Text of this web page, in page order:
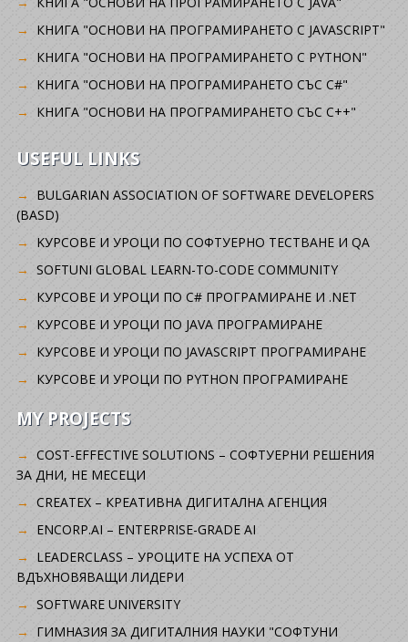
КНИГА "ОСНОВИ НА ПРОГРАМИРАНЕТО С JAVASCRIPT"
КНИГА "ОСНОВИ НА ПРОГРАМИРАНЕТО С PYTHON"
КНИГА "ОСНОВИ НА ПРОГРАМИРАНЕТО СЪС C#"
КНИГА "ОСНОВИ НА ПРОГРАМИРАНЕТО СЪС C++"
USEFUL LINKS
BULGARIAN ASSOCIATION OF SOFTWARE DEVELOPERS
(BASD)
KУРСОВЕ И УРОЦИ ПО СОФТУЕРНО ТЕСТВАНЕ И QA
SOFTUNI GLOBAL LEARN-TO-CODE COMMUNITY
КУРСОВЕ И УРОЦИ ПО C# ПРОГРАМИРАНЕ И .NET
КУРСОВЕ И УРОЦИ ПО JAVA ПРОГРАМИРАНЕ
КУРСОВЕ И УРОЦИ ПО JAVASCRIPT ПРОГРАМИРАНЕ
КУРСОВЕ И УРОЦИ ПО PYTHON ПРОГРАМИРАНЕ
MY PROJECTS
COST-EFFECTIVE SOLUTIONS – СОФТУЕРНИ РЕШЕНИЯ
ЗА ДНИ, НЕ МЕСЕЦИ
CREATEX – КРЕАТИВНА ДИГИТАЛНА АГЕНЦИЯ
ENCORP.AI – ENTERPRISE-GRADE AI
LEADERCLASS – УРОЦИТЕ НА УСПЕХА ОТ
ВДЪХНОВЯВАЩИ ЛИДЕРИ
SOFTWARE UNIVERSITY
ГИМНАЗИЯ ЗА ДИГИТАЛНИЯ НАУКИ "СОФТУНИ